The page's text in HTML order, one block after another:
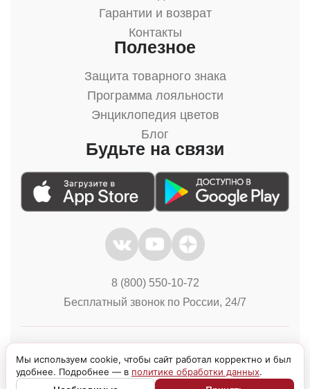
Гарантии и возврат
Контакты
Полезное
Защита товарного знака
Программа лояльности
Энциклопедия цветов
Блог
Будьте на связи
8 (800) 550-10-72
Бесплатный звонок по России, 24/7
Мы используем cookie, чтобы сайт работал корректно и был
удобнее. Подробнее — в политике обработки данных.